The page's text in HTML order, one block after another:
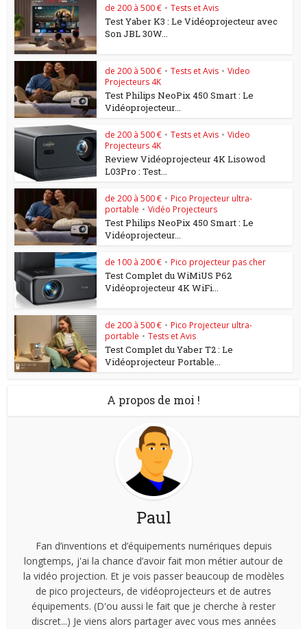
de 200 à 500 € • Tests et Avis
Test Yaber K3 : Le Vidéoprojecteur avec
Son JBL 30W...
de 200 à 500 € • Tests et Avis • Video
Projecteurs 4K
Test Philips NeoPix 450 Smart : Le
Vidéoprojecteur...
de 200 à 500 € • Tests et Avis • Video
Projecteurs 4K
Review Vidéoprojecteur 4K Lisowod
L03Pro : Test...
de 200 à 500 € • Pico Projecteur ultra-
portable • Vidéo Projecteurs
Test Philips NeoPix 450 Smart : Le
Vidéoprojecteur...
de 100 à 200 € • Pico projecteur pas cher
Test Complet du WiMiUS P62
Vidéoprojecteur 4K WiFi...
de 200 à 500 € • Pico Projecteur ultra-
portable • Tests et Avis
Test Complet du Yaber T2 : Le
Vidéoprojecteur Portable...
A propos de moi !
Paul
Fan d’inventions et d’équipements numériques depuis
longtemps, j'ai la chance d’avoir fait mon métier autour de
la vidéo projection. Et je vois passer beaucoup de modèles
de pico projecteurs, de vidéoprojecteurs et de autres
équipements. (D'ou aussi le fait que je cherche à rester
discret...) Je viens alors partager avec vous mes années